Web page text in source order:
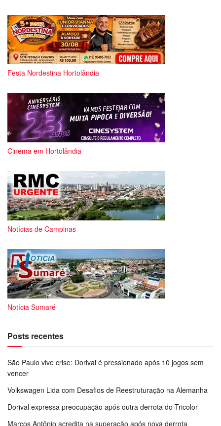
Festa Nordestina Hortolândia
Cinema em Hortolândia
Notícias de Campinas
Notícia Sumaré
Posts recentes
São Paulo vive crise: Dorival é pressionado após 10 jogos sem
vencer
Volkswagen Lida com Desafios de Reestruturação na Alemanha
Dorival expressa preocupação após outra derrota do Tricolor
Marcos Antônio acredita na superação após nova derrota